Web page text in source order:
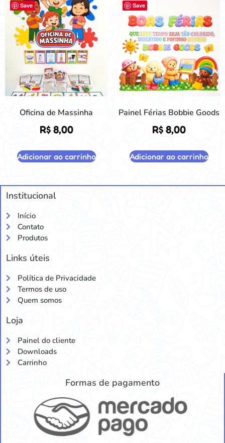
Save
Oficina de Massinha
R$8,00
Adicionar ao carrinho
Save
Painel Férias Bobbie Goods
R$8,00
Adicionar ao carrinho
Institucional
Início
Contato
Produtos
Links úteis
Política de Privacidade
Termos de uso
Quem somos
Loja
Painel do cliente
Downloads
Carrinho
Formas de pagamento